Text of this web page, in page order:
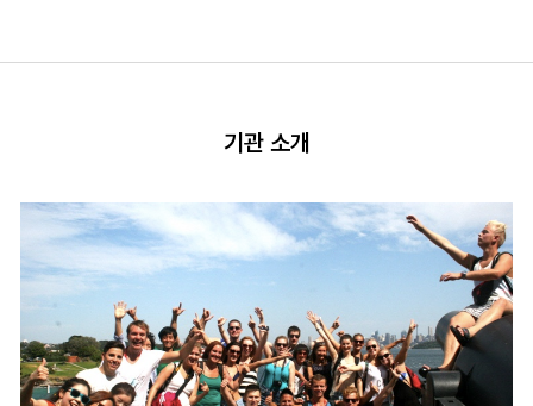
기관 소개